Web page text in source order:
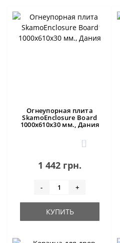
Огнеупорная плита
SkamoEnclosure Board
1000x610x30 мм., Дания
0
1 442 грн.
- +
КУПИТЬ